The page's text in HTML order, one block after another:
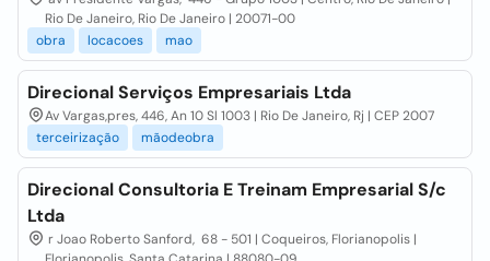
Rio De Janeiro, Rio De Janeiro | 20071-00
obra
locacoes mao
Direcional Serviços Empresariais Ltda
Av Vargas,pres, 446, An 10 Sl 1003 | Rio De Janeiro, Rj | CEP 2007
terceirização
mãodeobra
Direcional Consultoria E Treinam Empresarial S/c
Ltda
r Joao Roberto Sanford, 68 - 501 | Coqueiros, Florianopolis |